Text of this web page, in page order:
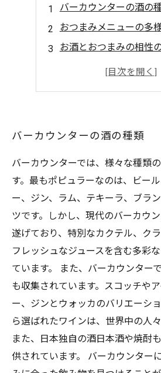
バーカウンターの酒の
おつまみメニューの多
お酒とおつまみの相性
バーで味わう贅沢な食体
バーカウンターの酒の種類
バーカウンターでは、様々な種類
す。最もポピュラーなのは、ビー
ー、ジン、ラム、テキーラ、ブラ
ツです。しかし、現代のバーカウ
遂げており、特別なカクテル、ク
フレッシュなジュースを含む多彩
ています。 また、バーカウンター
も収集されています。スコッチや
ー、ジンとウォッカのバリエーシ
ら選ばれたワインは、世界中の人
また、日本独自の酒日本酒や焼酎
供されています。 バーカウンター